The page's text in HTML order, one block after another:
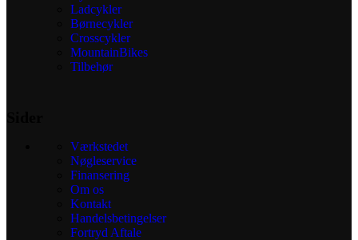
Ladcykler
Børnecykler
Crosscykler
MountainBikes
Tilbehør
Værkstedet
Nøgleservice
Finansering
Om os
Kontakt
Handelsbetingelser
Fortryd Aftale